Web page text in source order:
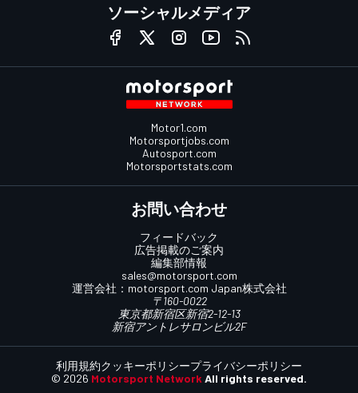
ソーシャルメディア
Motor1.com
Motorsportjobs.com
Autosport.com
Motorsportstats.com
お問い合わせ
フィードバック
広告掲載のご案内
編集部情報
sales@motorsport.com
運営会社： motorsport.com Japan株式会社
〒160-0022
東京都新宿区新宿2-12-13
新宿アントレサロンビル2F
© 2026 Motorsport Network All rights reserved.
利用規約クッキーポリシープライバシーポリシー